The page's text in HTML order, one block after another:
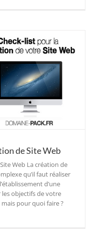
de Site Web
Web La création de
qu’il faut réaliser
d’une
objectifs de votre
pour quoi faire ?